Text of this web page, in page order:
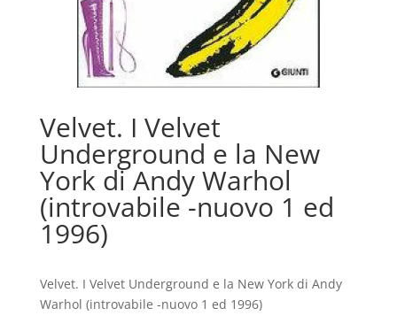
Velvet. I Velvet
Underground e la New
York di Andy Warhol
(introvabile -nuovo 1 ed
1996)
Velvet. I Velvet Underground e la New York di Andy
Warhol (introvabile -nuovo 1 ed 1996)